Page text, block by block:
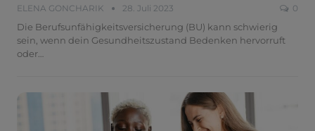
ELENA GONCHARIK 28. Juli 2023 0
Die Berufsunfähigkeitsversicherung (BU) kann schwierig
sein, wenn dein Gesundheitszustand Bedenken hervorruft
oder